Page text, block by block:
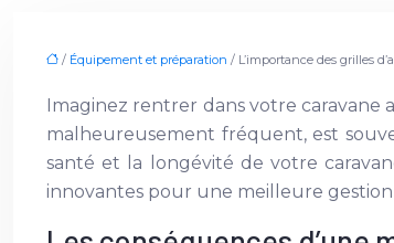
/ Équipement et préparation / L’importance des grilles
Imaginez rentrer dans votre caravane
malheureusement fréquent, est
santé et la longévité de votre
innovantes pour une meilleure